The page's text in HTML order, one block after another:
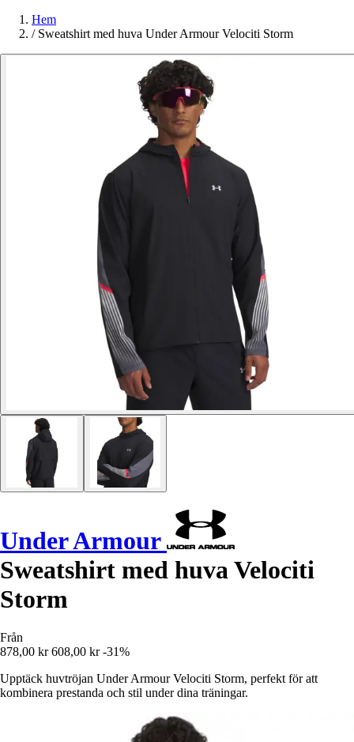
Hem
/ Sweatshirt med huva Under Armour Velociti Storm
Under Armour
Sweatshirt med huva Velociti
Storm
Från
878,00 kr 608,00 kr -31%
Upptäck huvtröjan Under Armour Velociti Storm, perfekt för att
kombinera prestanda och stil under dina träningar.